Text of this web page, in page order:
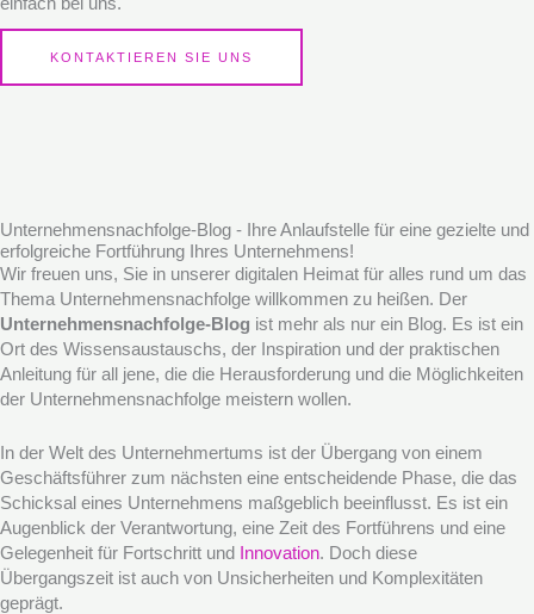
KONTAKTIEREN SIE UNS
Unternehmensnachfolge-Blog - Ihre Anlaufstelle für eine gezielte und
erfolgreiche Fortführung Ihres Unternehmens!
Wir freuen uns, Sie in unserer digitalen Heimat für alles rund um das
Thema Unternehmensnachfolge willkommen zu heißen. Der
Unternehmensnachfolge-Blog ist mehr als nur ein Blog. Es ist ein
Ort des Wissensaustauschs, der Inspiration und der praktischen
Anleitung für all jene, die die Herausforderung und die Möglichkeiten
der Unternehmensnachfolge meistern wollen.
In der Welt des Unternehmertums ist der Übergang von einem
Geschäftsführer zum nächsten eine entscheidende Phase, die das
Schicksal eines Unternehmens maßgeblich beeinflusst. Es ist ein
Augenblick der Verantwortung, eine Zeit des Fortführens und eine
Gelegenheit für Fortschritt und Innovation. Doch diese
Übergangszeit ist auch von Unsicherheiten und Komplexitäten
geprägt.